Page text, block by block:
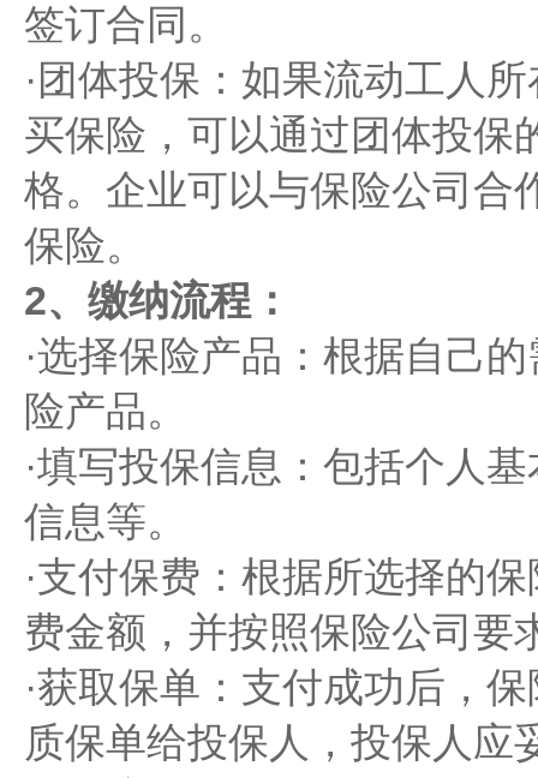
签订合同。
·‌团体投保‌：如果流动工人
买保险，可以通过团体投保
格。企业可以与保险公司合
保险。
2、‌缴纳流程‌：
·‌选择保险产品‌：根据自己
险产品。
·‌填写投保信息‌：包括个人
信息等。
·‌支付保费‌：根据所选择的
费金额，并按照保险公司要
·‌获取保单‌：支付成功后，
质保单给投保人，投保人应